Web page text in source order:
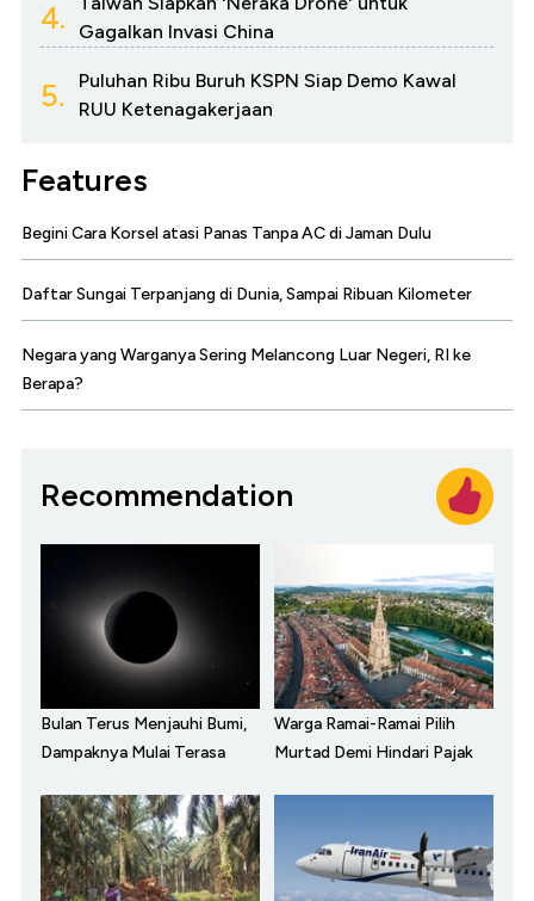
4.
Gagalkan Invasi China
5.
Puluhan Ribu Buruh KSPN Siap Demo Kawal
RUU Ketenagakerjaan
Features
Begini Cara Korsel atasi Panas Tanpa AC di Jaman Dulu
Daftar Sungai Terpanjang di Dunia, Sampai Ribuan Kilometer
Negara yang Warganya Sering Melancong Luar Negeri, RI ke
Berapa?
Recommendation
Bulan Terus Menjauhi Bumi,
Dampaknya Mulai Terasa
Warga Ramai-Ramai Pilih
Murtad Demi Hindari Pajak